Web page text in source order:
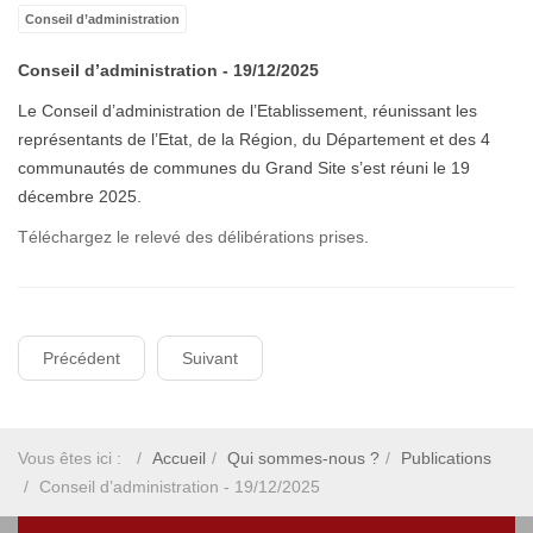
Conseil d’administration
Conseil d’administration - 19/12/2025
Le Conseil d’administration de l’Etablissement, réunissant les
représentants de l’Etat, de la Région, du Département et des 4
communautés de communes du Grand Site s’est réuni le 19
décembre 2025.
Téléchargez le relevé des délibérations prises
Précédent Suivant
Vous êtes ici : Accueil Qui sommes-nous ?
Publications
Conseil d’administration - 19/12/2025